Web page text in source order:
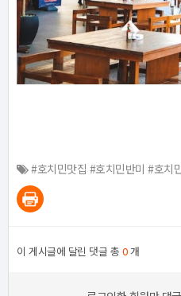
#호치민맛집 #호치민반미 #호치
이 게시글에 달린 댓글 총 0개